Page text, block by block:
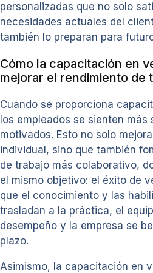
personalizadas que no solo
necesidades actuales del
también lo preparan para
Cómo la capacitación en
mejorar el rendimiento de
Cuando se proporciona
los empleados se sienten más
motivados. Esto no solo
individual, sino que también
de trabajo más colaborativo,
el mismo objetivo: el éxito de
que el conocimiento y las
trasladan a la práctica, el
desempeño y la empresa se
plazo.
Asimismo, la capacitación en